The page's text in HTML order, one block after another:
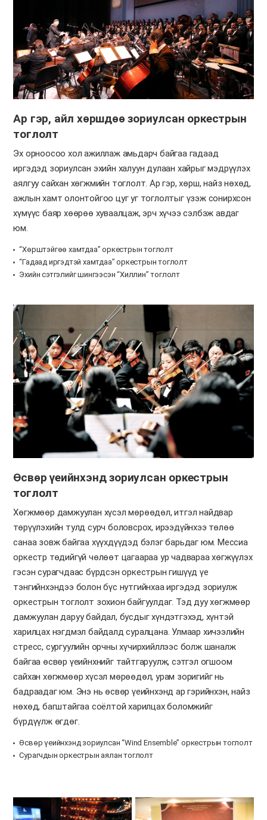
Ар гэр, айл хөршдөө зориулсан оркестрын
тоглолт
Эх орноосоо хол ажиллаж амьдарч байгаа гадаад
иргэдэд зориулсан эхийн халуун дулаан хайрыг мэдрүүлэх
аялгуу сайхан хөгжмийн тоглолт. Ар гэр, хөрш, найз нөхөд,
ажлын хамт олонтойгоо цуг уг тоглолтыг үзэж сонирхсон
хүмүүс баяр хөөрөө хуваалцаж, эрч хүчээ сэлбэж авдаг
юм.
“Хөрштэйгөө хамтдаа” оркестрын тоглолт
“Гадаад иргэдтэй хамтдаа” оркестрын тоглолт
Эхийн сэтгэлийг шингээсэн “Хиллин” тоглолт
Өсвөр үеийнхэнд зориулсан оркестрын
тоглолт
Хөгжмөөр дамжуулан хүсэл мөрөөдөл, итгэл найдвар
төрүүлэхийн тулд сурч боловсрох, ирээдүйнхээ төлөө
санаа зовж байгаа хүүхдүүдэд бэлэг барьдаг юм. Мессиа
оркестр төдийгүй чөлөөт цагаараа ур чадвараа хөгжүүлэх
гэсэн сурагчдаас бүрдсэн оркестрын гишүүд үе
тэнгийнхэндээ болон бүс нутгийнхаа иргэдэд зориулж
оркестрын тоглолт зохион байгуулдаг. Тэд дуу хөгжмөөр
дамжуулан даруу байдал, бусдыг хүндэтгэхэд, хүнтэй
харилцах нэгдмэл байдалд суралцана. Улмаар хичээлийн
стресс, сургуулийн орчны хүчирхийллээс болж шаналж
байгаа өсвөр үеийнхнийг тайтгаруулж, сэтгэл огшоом
сайхан хөгжмөөр хүсэл мөрөөдөл, урам зоригийг нь
бадраадаг юм. Энэ нь өсвөр үеийнхэнд ар гэрийнхэн, найз
нөхөд, багштайгаа соёлтой харилцах боломжийг
бүрдүүлж өгдөг.
Өсвөр үеийнхэнд зориулсан “Wind Ensemble” оркестрын тоглолт
Сурагчдын оркестрын аялан тоглолт